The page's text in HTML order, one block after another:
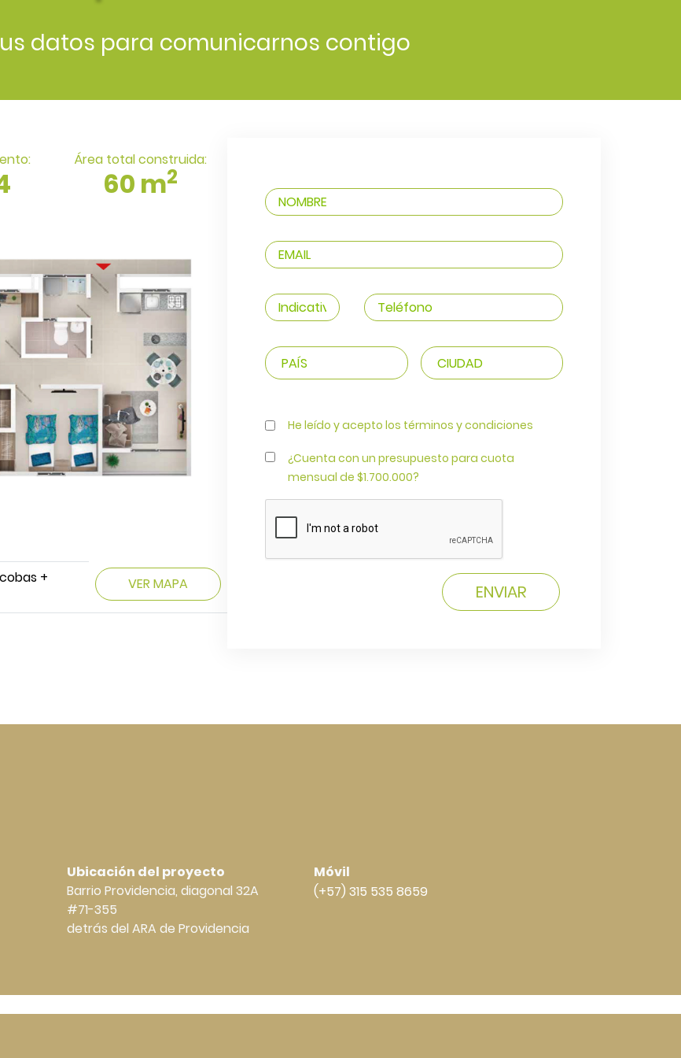
datos para comunicarnos contigo
Área total construida:
60 m2
+
VER MAPA
He leído y acepto los términos y condiciones
¿Cuenta con un presupuesto para cuota
mensual de $1.700.000?
ENVIAR
Ubicación del proyecto
Barrio Providencia, diagonal 32A
#71-355
detrás del ARA de Providencia
Móvil
(+57) 315 535 8659